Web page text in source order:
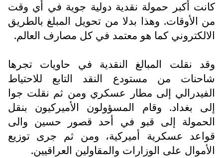
كانت أكبر حمولة نقدية دولية جوية في أي وقت
من الأوقات. وهذا بدلا من تحويل المبلغ بالطريق
الالكتروني كما هو معتمد في كل مصارف العالم.
وقد نقلت المبالغ النقدية في حاويات تجرها
شاحنات من مستودع النقد التابع للاحتياط
الفيدرالي إلى مطار عسكري ومن ثم نقلت جوا
إلى بغداد. وقام المسؤولون الأميركيون بنقل
الحمولة إلى قبو في أحد قصور حسين والى
قواعد عسكرية أميركية، ومن ثم جرى توزيع
الأموال على الوزارات والمقاولين العراقيين.